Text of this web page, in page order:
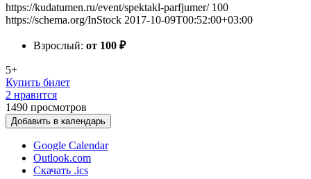
https://kudatumen.ru/event/spektakl-parfjumer/ 100
https://schema.org/InStock 2017-10-09T00:52:00+03:00
Взрослый: от 100 ₽
5+
Купить билет
2 нравится
1490 просмотров
Добавить в календарь
Google Calendar
Outlook.com
Скачать .ics